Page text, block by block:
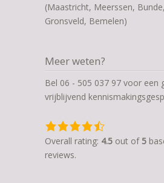
(Maastricht, Meerssen,
Gronsveld, Bemelen)
Meer weten?
Bel 06 - 505 037 97 voor een
vrijblijvend
4,5
rating
based
Overall rating: 4.5 out of 5
reviews.